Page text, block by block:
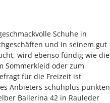
Schuhe in
und in seinem gut
wird ebenso fündig wie die
Sommerkleid oder zum
für die Freizeit ist
Anbieters schuhplus punkten
Ballerina 42 in Rauleder